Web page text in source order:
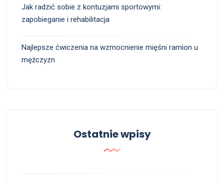
Jak radzić sobie z kontuzjami sportowymi:
zapobieganie i rehabilitacja
Najlepsze ćwiczenia na wzmocnienie mięśni ramion u
mężczyzn
Ostatnie wpisy